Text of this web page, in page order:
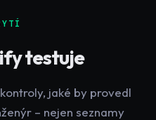
testuje
jaké by provedl
– nejen seznamy